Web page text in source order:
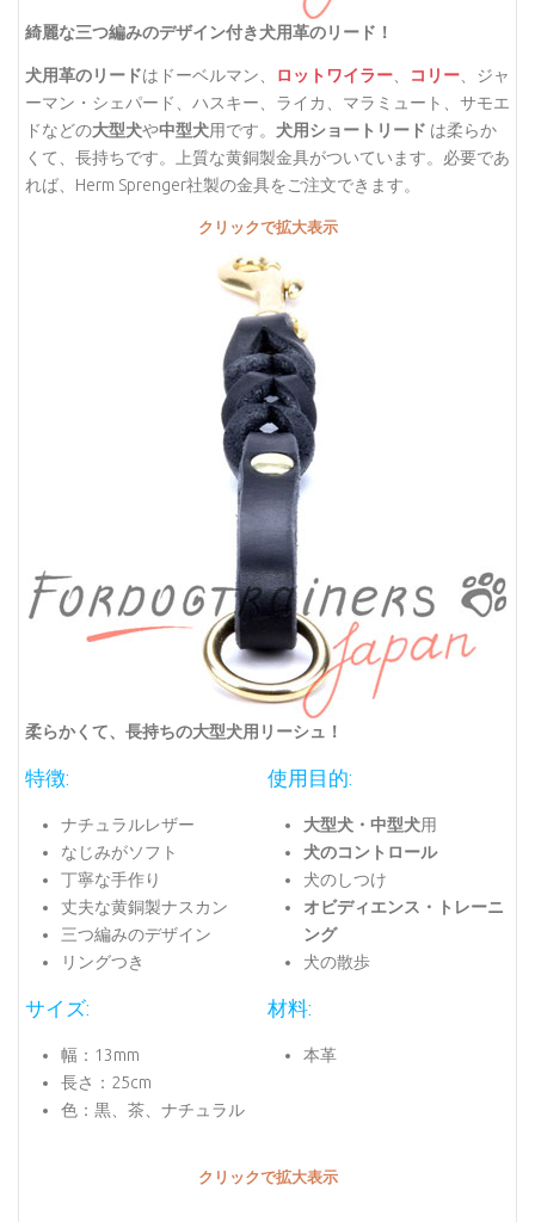
綺麗な三つ編みのデザイン付き犬用革のリード！
犬用革のリードはドーベルマン、 ロットワイラー、 コリー、ジャ
ーマン・シェパード、ハスキー、ライカ、マラミュート、サモエ
ドなどの大型犬や中型犬用です。 犬用ショートリード は柔らか
くて、長持ちです。上質な黄銅製金具がついています。必要であ
れば、Herm Sprenger社製の金具をご注文できます。
クリックで拡大表示
柔らかくて、長持ちの大型犬用リーシュ！
特徴:
ナチュラルレザー
なじみがソフト
丁寧な手作り
丈夫な黄銅製ナスカン
三つ編みのデザイン
リングつき
使用目的:
大型犬・中型犬用
犬のコントロール
犬のしつけ
オビディエンス・トレーニ
ング
犬の散歩
サイズ:
幅：13mm
長さ：25cm
色：黒、茶、ナチュラル
材料:
本革
クリックで拡大表示